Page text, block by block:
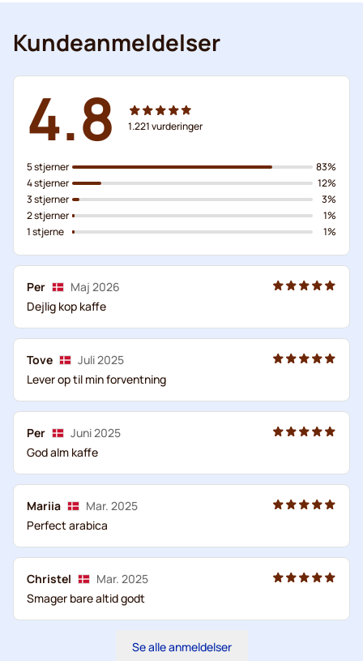
Kundeanmeldelser
4.8 1.221vurderinger
5 stjerner
4 stjerner
3 stjerner
2 stjerner
1 stjerne
83%
12%
3%
1%
1%
Per
Maj 2026
Dejlig kop kaffe
Tove
Juli 2025
Lever op til min forventning
Per
Juni 2025
God alm kaffe
Mariia
Mar. 2025
Perfect arabica
Christel
Mar. 2025
Smager bare altid godt
Se alle anmeldelser